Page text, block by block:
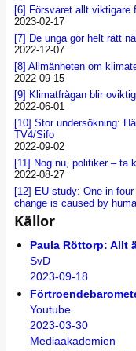
[6] Försvaret allt viktigare
2023-02-17
[7] De unga gör helt rätt
2022-12-07
[8] Allmänheten om
2022-09-15
[9] Klimatfrågan blir
2022-06-01
[10] Stor undersökning:
TV4/Sifo
2022-09-02
[11] Nog nu, politiker – ta
2022-08-27
[12] EU-study: One in
change is caused by
Källor
Paula Röttorp: Allt
SvD
2023-09-18
Youtube
2023-03-30
Mediaakademien